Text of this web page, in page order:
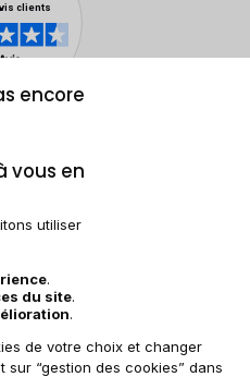
Données personnelles
Plan du site
| €